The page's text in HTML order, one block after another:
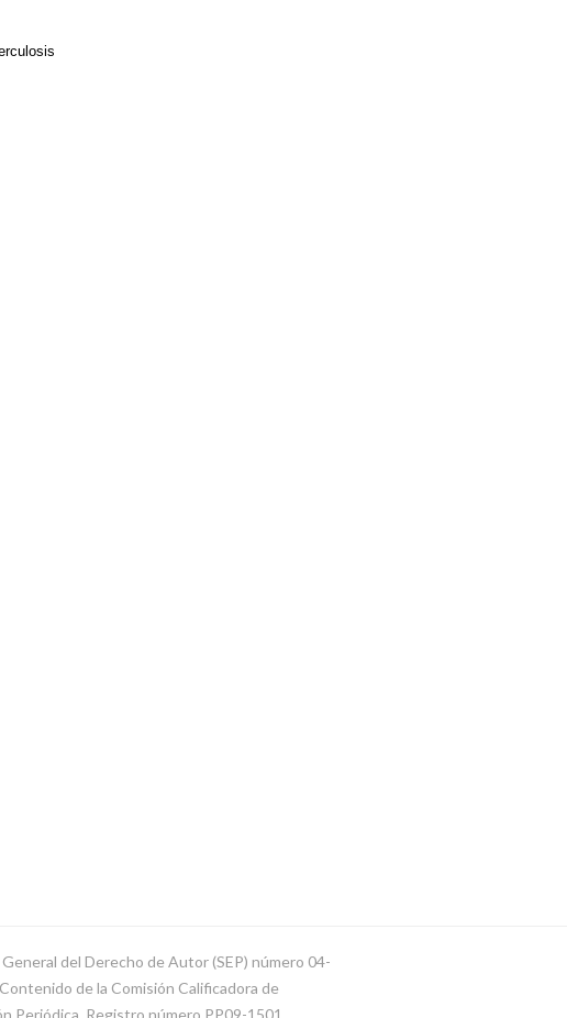
del Derecho de Autor (SEP) número 04-
de la Comisión Calificadora de
Periódica. Registro número PP09-1501.